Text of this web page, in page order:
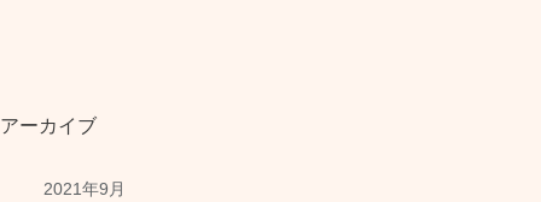
アーカイブ
2021年9月